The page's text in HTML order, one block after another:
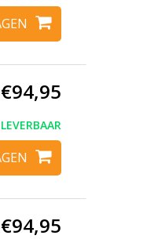
€94,95
LEVERBAAR
€94,95